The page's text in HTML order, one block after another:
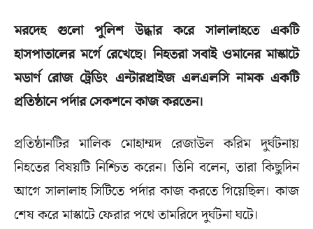
মরদেহ গুলো পুলিশ উদ্ধার করে সালালাহতে একটি
হাসপাতালের মর্গে রেখেছে। নিহতরা সবাই ওমানের মাস্কাটে
মডার্ণ রোজ ট্রেডিং এন্টারপ্রাইজ এলএলসি নামক একটি
প্রতিষ্ঠানে পর্দার সেকশনে কাজ করতেন।
প্রতিষ্ঠানটির মালিক মোহাম্মদ রেজাউল করিম দুর্ঘটনায়
নিহতের বিষয়টি নিশ্চিত করেন। তিনি বলেন, তারা কিছুদিন
আগে সালালাহ সিটিতে পর্দার কাজ করতে গিয়েছিল। কাজ
শেষ করে মাস্কাটে ফেরার পথে তামরিদে দুর্ঘটনা ঘটে।